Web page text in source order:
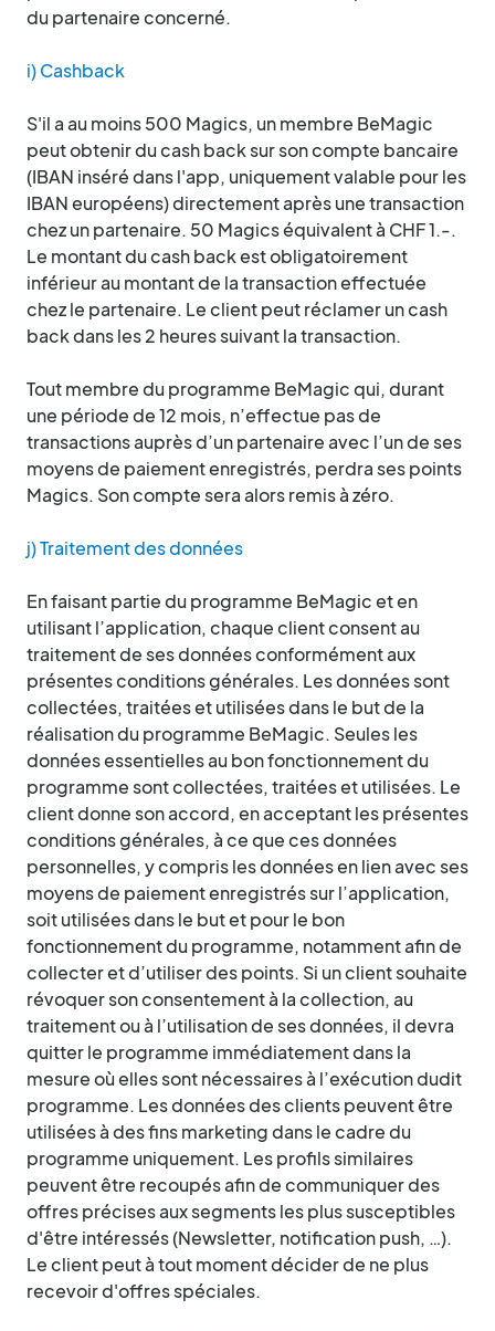
du partenaire concerné.
i) Cashback
S'il a au moins 500 Magics, un membre BeMagic
peut obtenir du cash back sur son compte bancaire
(IBAN inséré dans l'app, uniquement valable pour les
IBAN européens) directement après une transaction
chez un partenaire. 50 Magics équivalent à CHF 1.-.
Le montant du cash back est obligatoirement
inférieur au montant de la transaction effectuée
chez le partenaire. Le client peut réclamer un cash
back dans les 2 heures suivant la transaction.
Tout membre du programme BeMagic qui, durant
une période de 12 mois, n’effectue pas de
transactions auprès d’un partenaire avec l’un de ses
moyens de paiement enregistrés, perdra ses points
Magics. Son compte sera alors remis à zéro.
j) Traitement des données
En faisant partie du programme BeMagic et en
utilisant l’application, chaque client consent au
traitement de ses données conformément aux
présentes conditions générales. Les données sont
collectées, traitées et utilisées dans le but de la
réalisation du programme BeMagic. Seules les
données essentielles au bon fonctionnement du
programme sont collectées, traitées et utilisées. Le
client donne son accord, en acceptant les présentes
conditions générales, à ce que ces données
personnelles, y compris les données en lien avec ses
moyens de paiement enregistrés sur l’application,
soit utilisées dans le but et pour le bon
fonctionnement du programme, notamment afin de
collecter et d’utiliser des points. Si un client souhaite
révoquer son consentement à la collection, au
traitement ou à l’utilisation de ses données, il devra
quitter le programme immédiatement dans la
mesure où elles sont nécessaires à l’exécution dudit
programme. Les données des clients peuvent être
utilisées à des fins marketing dans le cadre du
programme uniquement. Les profils similaires
peuvent être recoupés afin de communiquer des
offres précises aux segments les plus susceptibles
d'être intéressés (Newsletter, notification push, …).
Le client peut à tout moment décider de ne plus
recevoir d'offres spéciales.